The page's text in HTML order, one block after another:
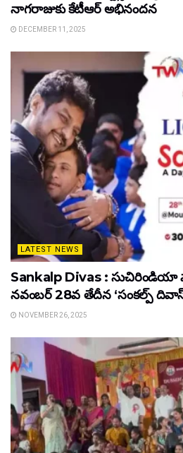
నాగరాజుకు కేటీఆర్ అభినందన
DECEMBER 11, 2025
LATEST NEWS
Sankalp Divas : సుచిరిండియా
నవంబర్ 28వ తేదీన ‘సంకల్ప్
NOVEMBER 26, 2025